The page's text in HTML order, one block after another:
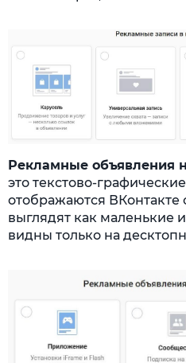
Рекламные объявления
это текстово-
отображаются ВКонтакте
выглядят как маленькие
видны только на